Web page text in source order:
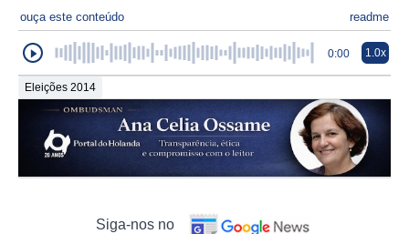
ouça este conteúdo readme
0:00 1.0x
Eleições 2014
Siga-nos no